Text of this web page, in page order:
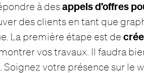
à desappels d’offres
des clients en tant que
La première étape est de
vos travaux. Il faudra
Soignez votre présence sur le